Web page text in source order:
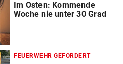
Im Osten: Kommende
Woche nie unter 30 Grad
FEUERWEHR GEFORDERT